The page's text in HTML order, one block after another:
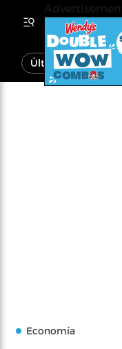
Última Hora
Economía